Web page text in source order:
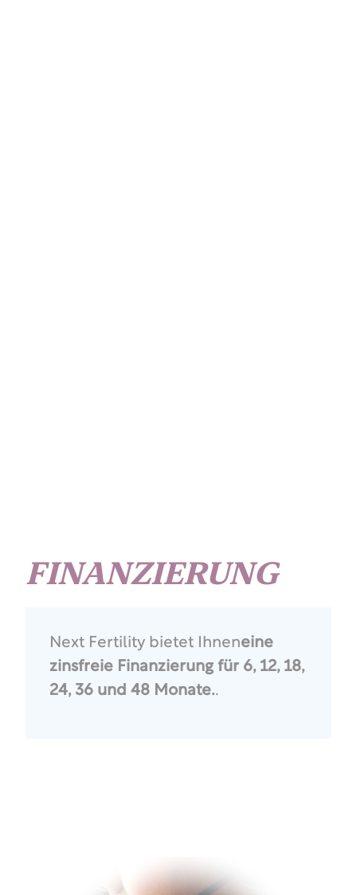
FINANZIERUNG
Next Fertility bietet Ihneneine
zinsfreie Finanzierung für 6, 12, 18,
24, 36 und 48 Monate..